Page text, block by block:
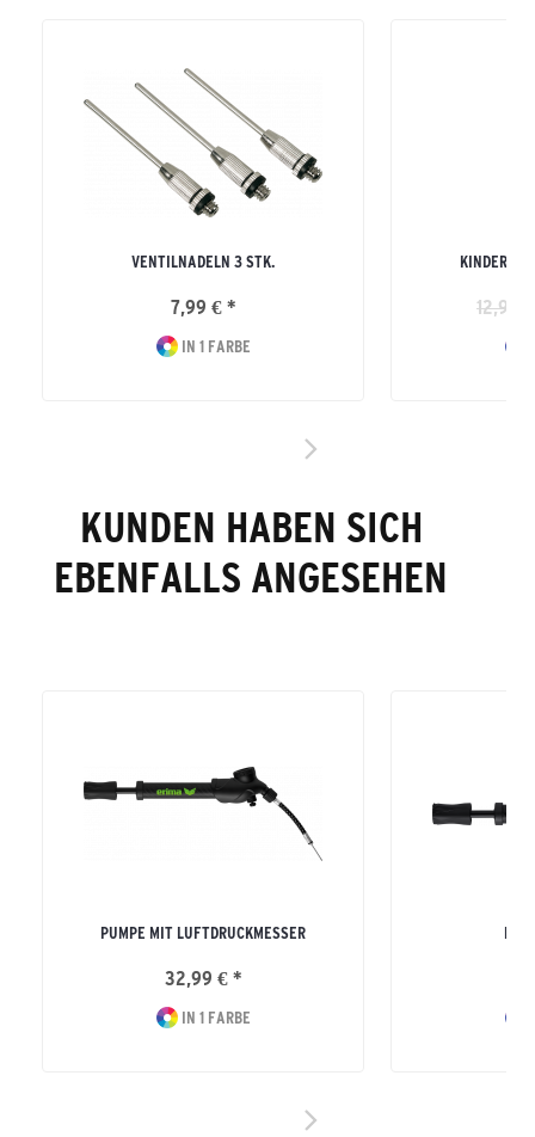
VENTILNADELN 3 STK.
7,99 € *
IN 1 FARBE
KINDER
12,99
KUNDEN HABEN SICH
EBENFALLS ANGESEHEN
PUMPE MIT LUFTDRUCKMESSER
32,99 € *
IN 1 FARBE